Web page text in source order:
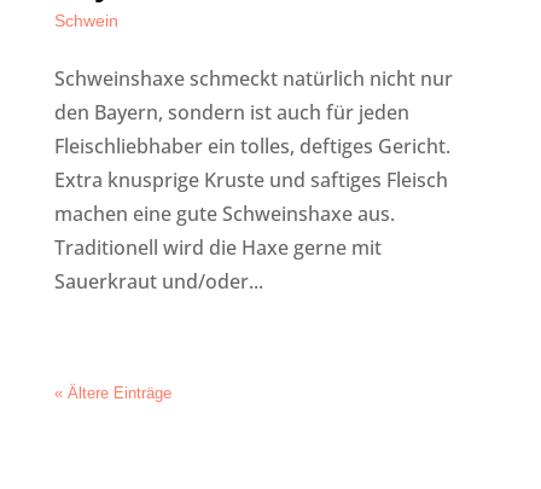
Schwein
Schweinshaxe schmeckt natürlich nicht nur
den Bayern, sondern ist auch für jeden
Fleischliebhaber ein tolles, deftiges Gericht.
Extra knusprige Kruste und saftiges Fleisch
machen eine gute Schweinshaxe aus.
Traditionell wird die Haxe gerne mit
Sauerkraut und/oder...
« Ältere Einträge